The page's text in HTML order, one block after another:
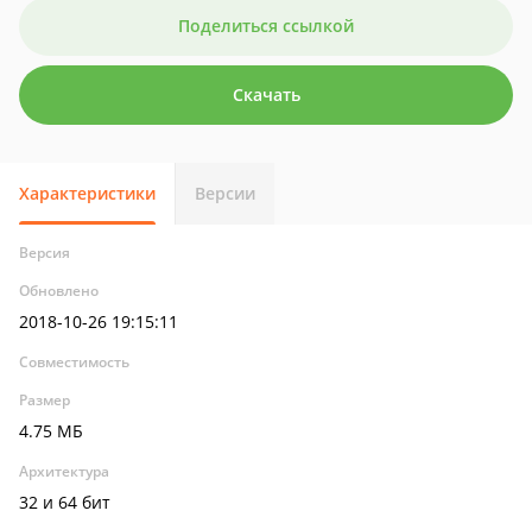
Поделиться ссылкой
Скачать
Характеристики Версии
Версия
Обновлено
2018-10-26 19:15:11
Совместимость
Размер
4.75 МБ
Архитектура
32 и 64 бит